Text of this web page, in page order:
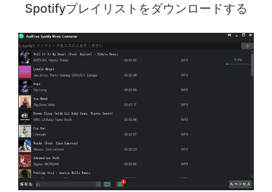
Spotifyプレイリストをダウンロードする